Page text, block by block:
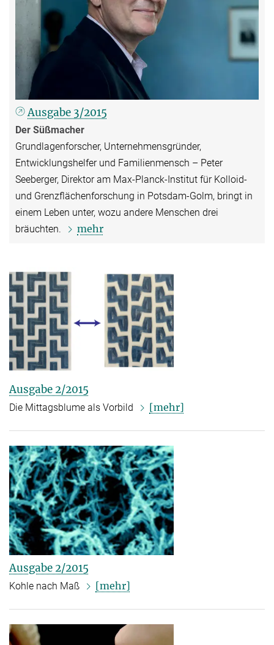
Ausgabe 3/2015
Der Süßmacher
Grundlagenforscher, Unternehmensgründer,
Entwicklungshelfer und Familienmensch – Peter
Seeberger, Direktor am Max-Planck-Institut für Kolloid-
und Grenzflächenforschung in Potsdam-Golm, bringt in
einem Leben unter, wozu andere Menschen drei
bräuchten.
mehr
Ausgabe 2/2015
Die Mittagsblume als Vorbild [mehr]
Ausgabe 2/2015
Kohle nach Maß [mehr]